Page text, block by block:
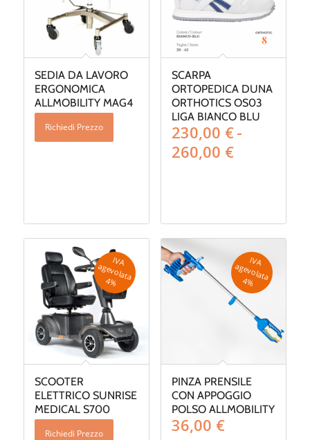
SEDIA DA LAVORO
ERGONOMICA
ALLMOBILITY MAG4
Richiedi Prezzo
SCARPA
ORTOPEDICA DUNA
ORTHOTICS OS03
LIGA BIANCO BLU
230,00 €-
260,00 €Fascia
a
260,00 €
SCOOTER
ELETTRICO SUNRISE
MEDICAL S700
Richiedi Prezzo
IV
A
a
g
e
v
o
la
ta
4
%
PINZA PRENSILE
CON APPOGGIO
POLSO ALLMOBILITY
36,00 €
IV
A
a
g
e
v
o
la
ta
4
%